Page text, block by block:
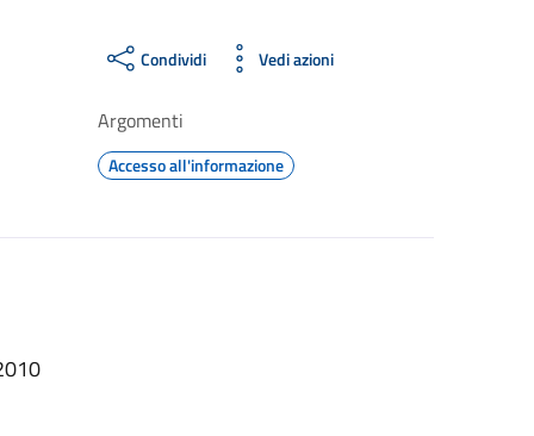
Condividi Vedi azioni
Argomenti
Accesso all'informazione